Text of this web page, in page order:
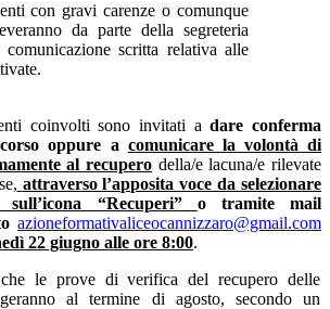
con gravi carenze o comunque
da parte della segreteria
scritta relativa alle
coinvolti sono invitati adare conferma
oppure a comunicare la volontà di
al recupero della/e lacuna/e rilevate
attraverso l’apposita voce da selezionare
“Recuperi” o tramite mail
azioneformativaliceocannizzaro@gmail.com
22 giugno alle ore 8:00.
le prove di verifica del recupero delle
al termine di agosto, secondo un